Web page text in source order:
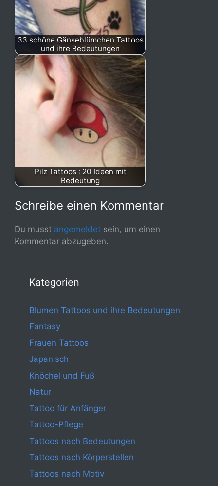
33 schöne Gänseblümchen Tattoos
und ihre Bedeutungen
Pilz Tattoos : 20 Ideen mit
Bedeutung
Schreibe einen Kommentar
Du musst angemeldet sein, um einen
Kommentar abzugeben.
Kategorien
Blumen Tattoos und ihre Bedeutungen
Fantasy
Frauen Tattoos
Japanisch
Knöchel und Fuß
Natur
Tattoo für Anfänger
Tattoo-Pflege
Tattoos nach Bedeutungen
Tattoos nach Körperstellen
Tattoos nach Motiv